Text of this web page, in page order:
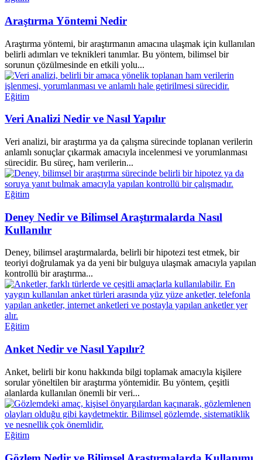
Araştırma Yöntemi Nedir
Araştırma yöntemi, bir araştırmanın amacına ulaşmak için kullanılan
belirli adımları ve teknikleri tanımlar. Bu yöntem, bilimsel bir
sorunun çözülmesinde en etkili yolu...
Eğitim
Veri Analizi Nedir ve Nasıl Yapılır
Veri analizi, bir araştırma ya da çalışma sürecinde toplanan verilerin
anlamlı sonuçlar çıkarmak amacıyla incelenmesi ve yorumlanması
sürecidir. Bu süreç, ham verilerin...
Eğitim
Deney Nedir ve Bilimsel Araştırmalarda Nasıl
Kullanılır
Deney, bilimsel araştırmalarda, belirli bir hipotezi test etmek, bir
teoriyi doğrulamak ya da yeni bir bulguya ulaşmak amacıyla yapılan
kontrollü bir araştırma...
Eğitim
Anket Nedir ve Nasıl Yapılır?
Anket, belirli bir konu hakkında bilgi toplamak amacıyla kişilere
sorular yöneltilen bir araştırma yöntemidir. Bu yöntem, çeşitli
alanlarda kullanılan önemli bir veri...
Eğitim